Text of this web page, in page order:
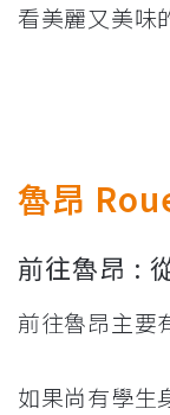
看美麗又美味
魯昂
前往魯昂 :
前往魯昂主要
如果尚有學生